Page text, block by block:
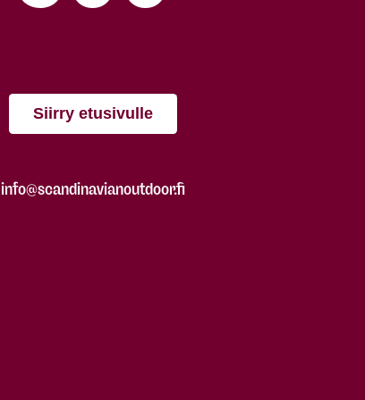
Siirry etusivulle
info@scandinavianoutdoor.fi